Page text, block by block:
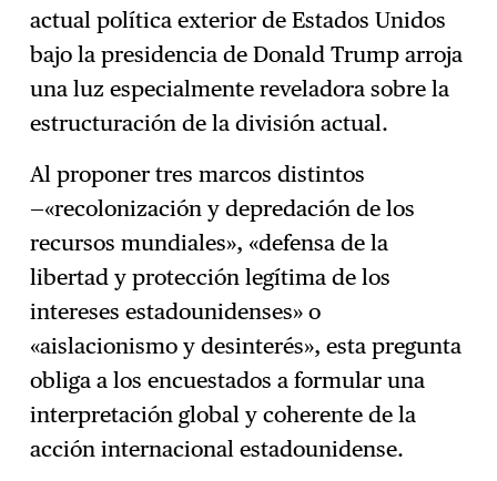
actual política exterior de Estados Unidos
bajo la presidencia de Donald Trump arroja
una luz especialmente reveladora sobre la
estructuración de la división actual.
Al proponer tres marcos distintos
—«recolonización y depredación de los
recursos mundiales», «defensa de la
libertad y protección legítima de los
intereses estadounidenses» o
«aislacionismo y desinterés», esta pregunta
obliga a los encuestados a formular una
interpretación global y coherente de la
acción internacional estadounidense.